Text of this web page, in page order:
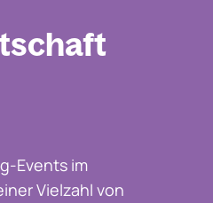
Events im
Vielzahl von